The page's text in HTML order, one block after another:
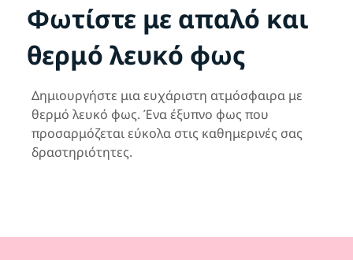
Φωτίστε με απαλό και
θερμό λευκό φως
Δημιουργήστε μια ευχάριστη ατμόσφαιρα με
θερμό λευκό φως. Ένα έξυπνο φως που
προσαρμόζεται εύκολα στις καθημερινές σας
δραστηριότητες.